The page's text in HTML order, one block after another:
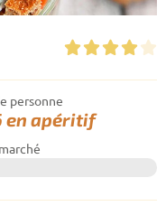

personne
en apéritif